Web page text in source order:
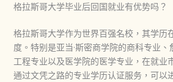
格拉斯哥大学毕业后回国就业有优势吗？
格拉斯哥大学作为世界百强名校，其学历
度。特别是亚当·斯密商学院的商科专业、
工程专业以及医学院的医学专业，在就业
通过文凭之路的专业学历认证服务，可以